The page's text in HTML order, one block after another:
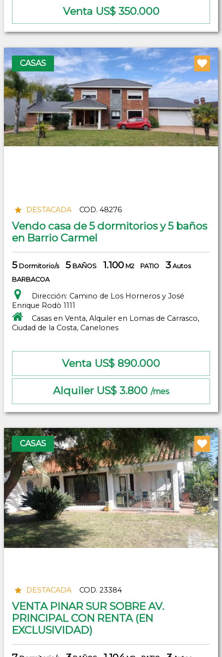
Venta US$ 350.000
CASAS
DESTACADA COD. 48276
Vendo casa de 5 dormitorios y 5 baños
en Barrio Carmel
5 Dormitorio/s 5BAÑOS 1.100M2 PATIO 3 Autos
BARBACOA
Dirección: Camino de Los Horneros y José
Enrique Rodò 1111
Casas en Venta, Alquiler en Lomas de Carrasco,
Ciudad de la Costa, Canelones
Venta US$ 890.000
Alquiler US$ 3.800 /mes
CASAS
DESTACADA COD. 23384
VENTA PINAR SUR SOBRE AV.
PRINCIPAL CON RENTA (EN
EXCLUSIVIDAD)